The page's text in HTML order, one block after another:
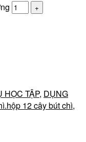
HỌC TẬP, DỤNG
12 cây bút chì,